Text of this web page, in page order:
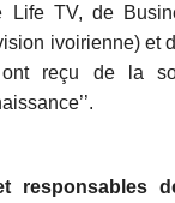
Life TV, de
ivoirienne) et
reçu de la
responsables